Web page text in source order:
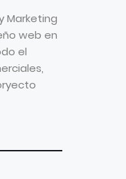
Marketing
web en
el